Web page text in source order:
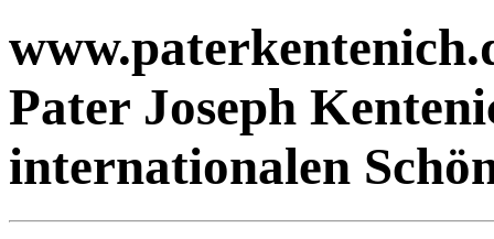
Pater Joseph
internationalen